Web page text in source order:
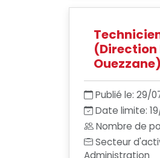
Ouezzane)
Publié le: 29/
Date limite:
Nombre de
Secteur
Administration